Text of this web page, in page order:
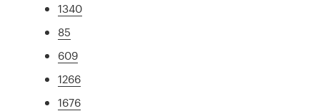
1340
85
609
1266
1676